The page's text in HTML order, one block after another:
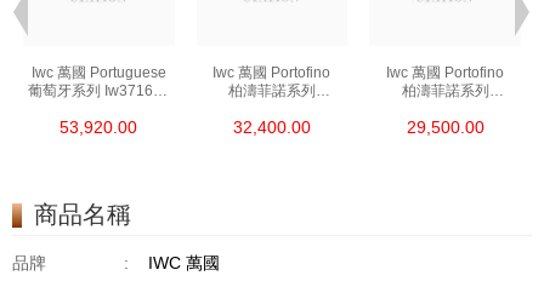
Iwc 萬國 Portuguese
葡萄牙系列 Iw371605
53,920.00
Iwc 萬國 Portofino
柏濤菲諾系列
32,400.00
Iwc 萬國 Portofino
柏濤菲諾系列
29,500.00
商品名稱
品牌 : IWC 萬國